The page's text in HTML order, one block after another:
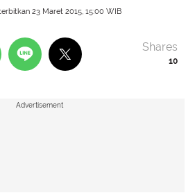
23 Maret 2015, 15:00 WIB
10
Shares
Advertisement